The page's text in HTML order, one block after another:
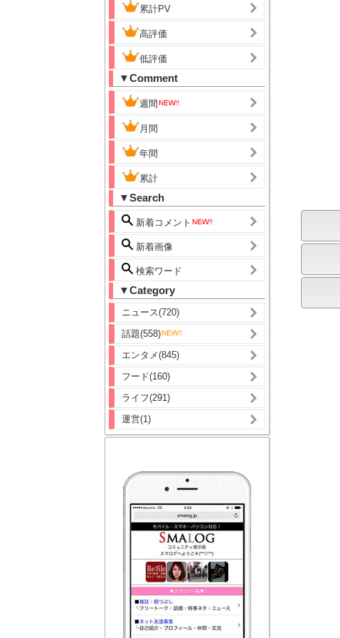
累計PV
高評価
低評価
▼Comment
週間
月間
年間
累計
▼Search
新着コメント
新着画像
検索ワード
▼Category
ニュース(720)
話題(558)
エンタメ(845)
フード(160)
ライフ(291)
運営(1)